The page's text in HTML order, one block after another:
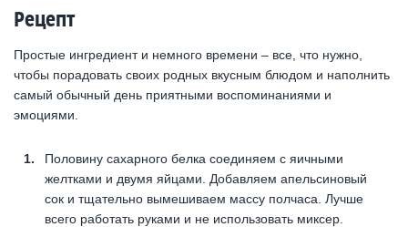
Рецепт
Простые ингредиент и немного времени – все, что нужно,
чтобы порадовать своих родных вкусным блюдом и наполнить
самый обычный день приятными воспоминаниями и
эмоциями.
Половину сахарного белка соединяем с яичными
желтками и двумя яйцами. Добавляем апельсиновый
сок и тщательно вымешиваем массу полчаса. Лучше
всего работать руками и не использовать миксер.